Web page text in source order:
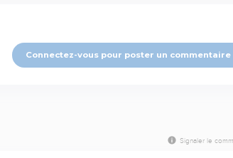
Connectez-vous pour poster un commentaire
Signaler le